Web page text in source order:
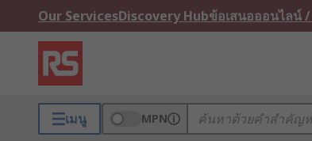
Our ServicesDiscovery Hubข้อเสนอออนไลน์
เมนู MPN